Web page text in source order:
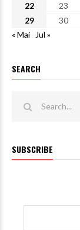
22
23
29
30
« Mai
Jul »
SEARCH
SUBSCRIBE